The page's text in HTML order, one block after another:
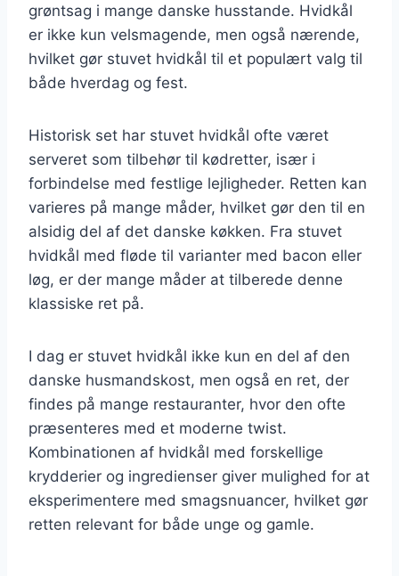
grøntsag i mange danske husstande. Hvidkål
er ikke kun velsmagende, men også nærende,
hvilket gør stuvet hvidkål til et populært valg til
både hverdag og fest.
Historisk set har stuvet hvidkål ofte været
serveret som tilbehør til kødretter, især i
forbindelse med festlige lejligheder. Retten kan
varieres på mange måder, hvilket gør den til en
alsidig del af det danske køkken. Fra stuvet
hvidkål med fløde til varianter med bacon eller
løg, er der mange måder at tilberede denne
klassiske ret på.
I dag er stuvet hvidkål ikke kun en del af den
danske husmandskost, men også en ret, der
findes på mange restauranter, hvor den ofte
præsenteres med et moderne twist.
Kombinationen af hvidkål med forskellige
krydderier og ingredienser giver mulighed for at
eksperimentere med smagsnuancer, hvilket gør
retten relevant for både unge og gamle.